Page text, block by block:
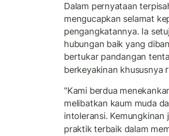
Dalam pernyataan
mengucapkan selamat
pengangkatannya. Ia
hubungan baik yang
bertukar pandangan
berkeyakinan khususnya
"Kami berdua
melibatkan kaum muda
intoleransi. Kemungkinan
praktik terbaik dalam